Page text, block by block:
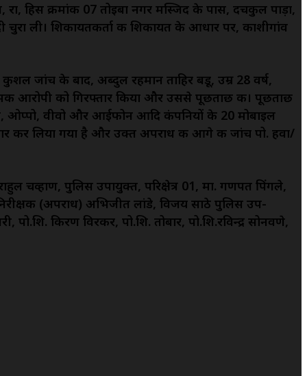
रा, हिस क्रमांक 07 तोइबा नगर मस्जिद के पास, दचकुल पाड़ा,
ली। शिकायतकर्ता की शिकायत के आधार पर, काशीगांव
जांच के बाद, अब्दुल रहमान ताहिर बडू, उम्र 28 वर्ष,
आरोपी को गिरफ्तार किया और उससे पूछताछ की। पूछताछ
ओप्पो, वीवो और आईफोन आदि कंपनियों के 20 मोबाइल
कर लिया गया है और उक्त अपराध की आगे की जांच पो. हवा/
चव्हाण, पुलिस उपायुक्त, परिक्षेत्र 01, मा. गणपत पिंगले,
(अपराध) अभिजीत लांडे, विजय साठे पुलिस उप-
किरण विरकर, पो.शि. तोबार, पो.शि.रविन्द्र सोनवणे,